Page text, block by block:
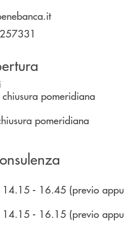
pomeridiana
pomeridiana
- 16.45 (previo
- 16.15 (previo